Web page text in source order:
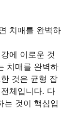
치매를 완벽하
에 이로운 것
치매를 완벽하
것은 균형 잡
체입니다. 다
는 것이 핵심입